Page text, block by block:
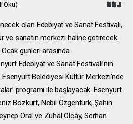
Oku)
olan Edebiyat ve Sanat Festivali,
ve sanatın merkezi haline getirecek.
günleri arasında
Edebiyat ve Sanat Festivali’nin
Esenyurt Belediyesi Kültür Merkezi’nde
programı ile başlayacak. Esenyurt
Bozkurt, Nebil Özgentürk, Şahin
Oral ve Zuhal Olcay, Serhan